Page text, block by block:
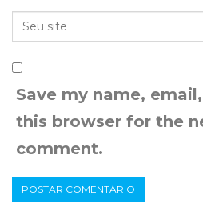
Save my name,
this browser for the
comment.